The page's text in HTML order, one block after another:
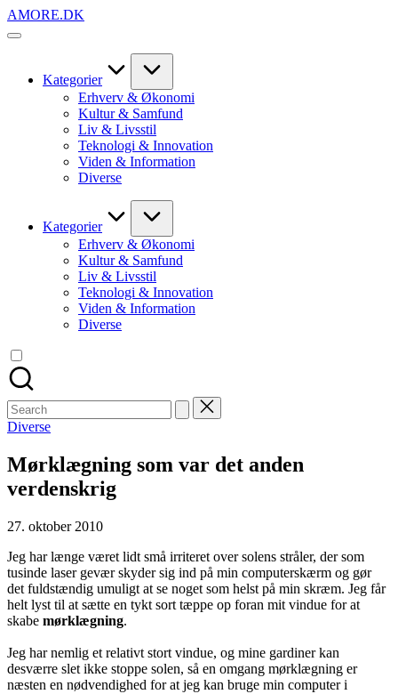
Skip
to
AMORE.DK
For
Kategorier
Erhverv & Økonomi
Kultur & Samfund
Liv & Livsstil
Teknologi & Innovation
Viden & Information
Diverse
Kategorier
Erhverv & Økonomi
Kultur & Samfund
Liv & Livsstil
Teknologi & Innovation
Viden & Information
Diverse
Search
for:
Posted
Diverse
Mørklægning som var det anden
verdenskrig
27. oktober 2010
Jeg har længe været lidt små irriteret over solens stråler, der som
tusinde laser gevær skyder sig ind på min computerskærm og gør
det fuldstændig umuligt at se noget som helst på min skræm. Jeg får
helt lyst til at sætte en tykt sort tæppe op foran mit vindue for at
skabe mørklægning.
Jeg har nemlig et relativt stort vindue, og mine gardiner kan
desværre slet ikke stoppe solen, så en omgang mørklægning er
næsten en nødvendighed for at jeg kan bruge min computer i